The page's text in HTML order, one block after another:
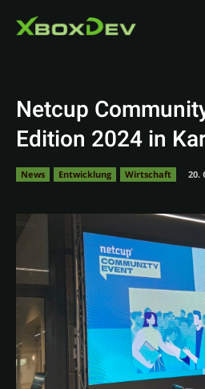
Netcup
Edition 2024 in
News Entwicklung Wirtschaft 20.